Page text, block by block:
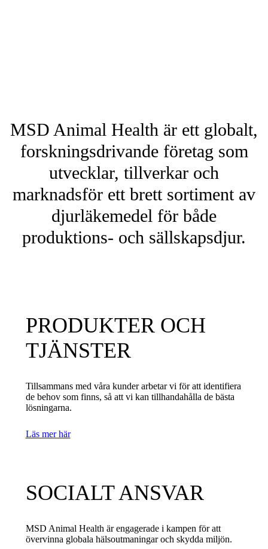
MSD Animal Health är ett globalt,
forskningsdrivande företag som
utvecklar, tillverkar och
marknadsför ett brett sortiment av
djurläkemedel för både
produktions- och sällskapsdjur.
PRODUKTER OCH
TJÄNSTER
Tillsammans med våra kunder arbetar vi för att identifiera
de behov som finns, så att vi kan tillhandahålla de bästa
lösningarna.
Läs mer här
SOCIALT ANSVAR
MSD Animal Health är engagerade i kampen för att
övervinna globala hälsoutmaningar och skydda miljön.